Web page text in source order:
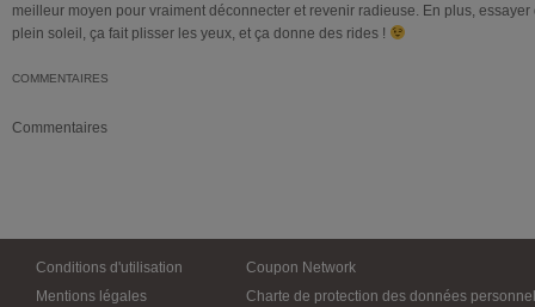
meilleur moyen pour vraiment déconnecter et revenir radieuse. En plus,
plein soleil, ça fait plisser les yeux, et ça donne des rides !
COMMENTAIRES
Commentaires
Conditions d'utilisation
Mentions légales
Coupon Network
Charte de protection des données